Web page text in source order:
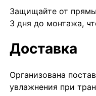
Защищайте от
3 дня до монтажа,
Доставка
Организована
увлажнения при